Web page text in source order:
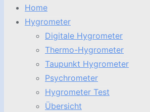
Home
Hygrometer
Digitale Hygrometer
Thermo-Hygrometer
Taupunkt Hygrometer
Psychrometer
Hygrometer Test
Übersicht